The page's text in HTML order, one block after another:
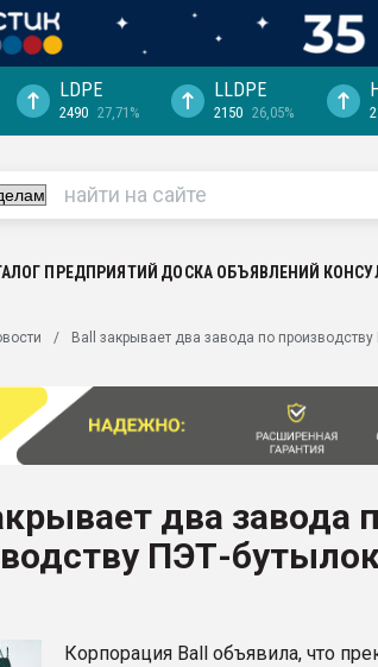
машины:
выходит на
рынке
ПЭТ
ФОРУМ
LDPE
2490 27,71%
LLDPE
2150 26,05%
ПРЕДПРИЯТИЙ ДОСКА ОБЪЯВЛЕНИЙ
Ball закрывает два завода по
два завода
ПЭТ-
Корпорация Ball объявила, что